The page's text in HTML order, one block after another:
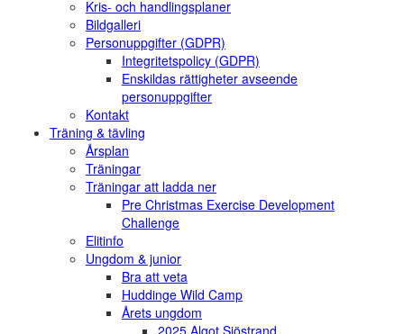
Kris- och handlingsplaner
Bildgalleri
Personuppgifter (GDPR)
Integritetspolicy (GDPR)
Enskildas rättigheter avseende
personuppgifter
Kontakt
Träning & tävling
Årsplan
Träningar
Träningar att ladda ner
Pre Christmas Exercise Development
Challenge
Elitinfo
Ungdom & junior
Bra att veta
Huddinge Wild Camp
Årets ungdom